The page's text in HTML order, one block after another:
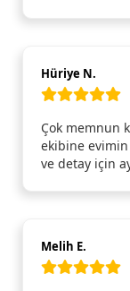
Hüriye N.
Çok memnun
ekibine
ve detay için
Melih E.